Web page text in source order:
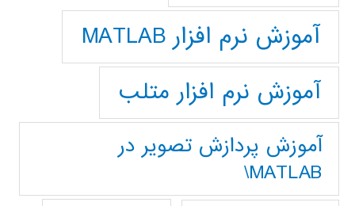
آموزش نرم افزار MATLAB
آموزش نرم افزار متلب
آموزش پردازش تصوير در
MATLAB\